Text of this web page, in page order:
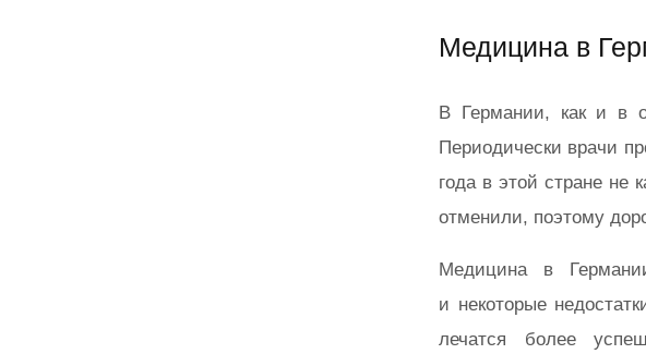
Медицина в
В Германии, как и в
Периодически врачи
года в этой стране не
отменили, поэтому
Медицина в
и некоторые
лечатся более